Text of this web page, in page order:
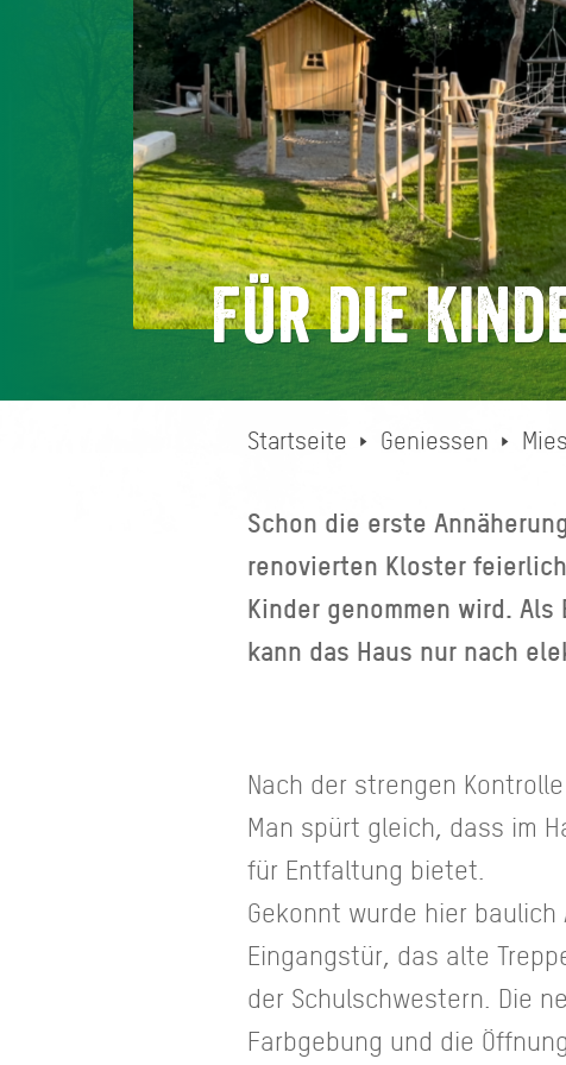
Für die
Startseite Geniessen
Schon die erste
renovierten Kloster
Kinder genommen wird.
kann das Haus nur nach
Nach der strengen
Man spürt gleich, dass im
für Entfaltung bietet.
Gekonnt wurde hier
Eingangstür, das alte
der Schulschwestern. Die
Farbgebung und die